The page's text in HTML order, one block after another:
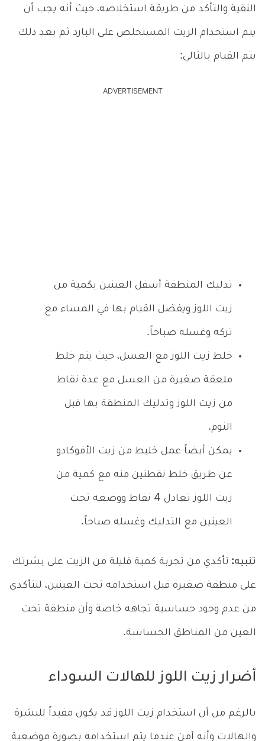
النقية والتأكد من طريقة استخلاصه، حيث أنه يجب أن
يتم استخدام الزيت المستخلص على البارد ثم بعد ذلك
يتم القيام بالتالي:
ADVERTISEMENT
تدليك المنطقة أسفل العينين بكمية من
زيت اللوز ويفضل القيام بها في المساء مع
تركه وغسله صباحاً.
خلط زيت اللوز مع العسل، حيث يتم خلط
ملعقة صغيرة من العسل مع عدة نقاط
من زيت اللوز وتدليك المنطقة بها قبل
النوم.
يمكن أيضاً عمل خليط من زيت الأفوكادو
عن طريق خلط نقطتين منه مع كمية من
زيت اللوز تعادل 4 نقاط ووضعه تحت
العينين مع التدليك وغسله صباحاً.
تنبيه: تأكدي من تجربة كمية قليلة من الزيت على بشرتك
على منطقة صغيرة قبل استخدامه تحت العينين، لتتأكدي
من عدم وجود حساسية تجاهه خاصة وأن منطقة تحت
العين من المناطق الحساسة.
أضرار زيت اللوز للهالات السوداء
بالرغم من أن استخدام زيت اللوز قد يكون مفيداً للبشرة
والهالات وأنه آمن عندما يتم استخدامه بصورة موضعية